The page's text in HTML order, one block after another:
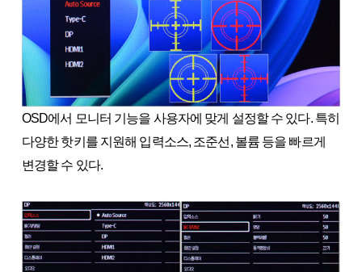
OSD에서 모니터 기능을 사용자에 맞게 설정할 수 있다. 특히
다양한 핫키를 지원해 입력소스, 조준선, 볼륨 등을 빠르게
변경할 수 있다.